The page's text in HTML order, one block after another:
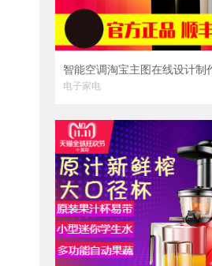
电子家电